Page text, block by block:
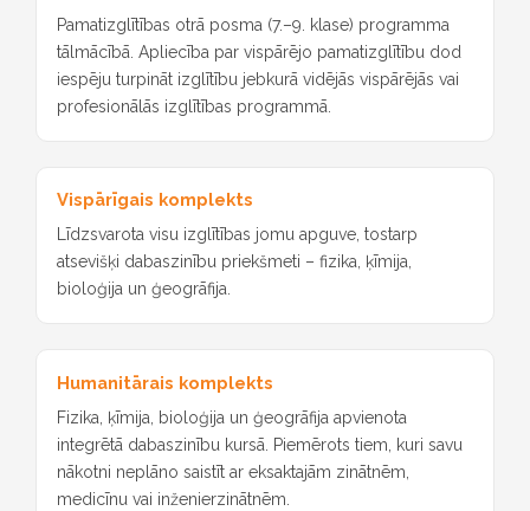
Pamatizglītības otrā posma (7.–9. klase) programma
tālmācībā. Apliecība par vispārējo pamatizglītību dod
iespēju turpināt izglītību jebkurā vidējās vispārējās vai
profesionālās izglītības programmā.
Vispārīgais komplekts
Līdzsvarota visu izglītības jomu apguve, tostarp
atsevišķi dabaszinību priekšmeti – fizika, ķīmija,
bioloģija un ģeogrāfija.
Humanitārais komplekts
Fizika, ķīmija, bioloģija un ģeogrāfija apvienota
integrētā dabaszinību kursā. Piemērots tiem, kuri savu
nākotni neplāno saistīt ar eksaktajām zinātnēm,
medicīnu vai inženierzinātnēm.